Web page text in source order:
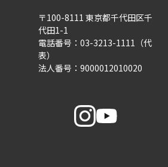
〒100-8111 東京都千代田区千
代田1-1
電話番号：03-3213-1111（代
表）
法人番号：9000012010020